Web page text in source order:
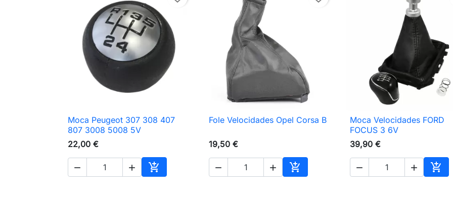
 Vista rápida
Moca Peugeot 307 308 407
807 3008 5008 5V
22,00 €
  
Adicionar ao carrinho
 Vista rápida
Fole Velocidades Opel Corsa B
19,50 €
  
Adicionar ao carrinho
 Vista rápida
Moca Velocidades FORD
FOCUS 3 6V
39,90 €
  